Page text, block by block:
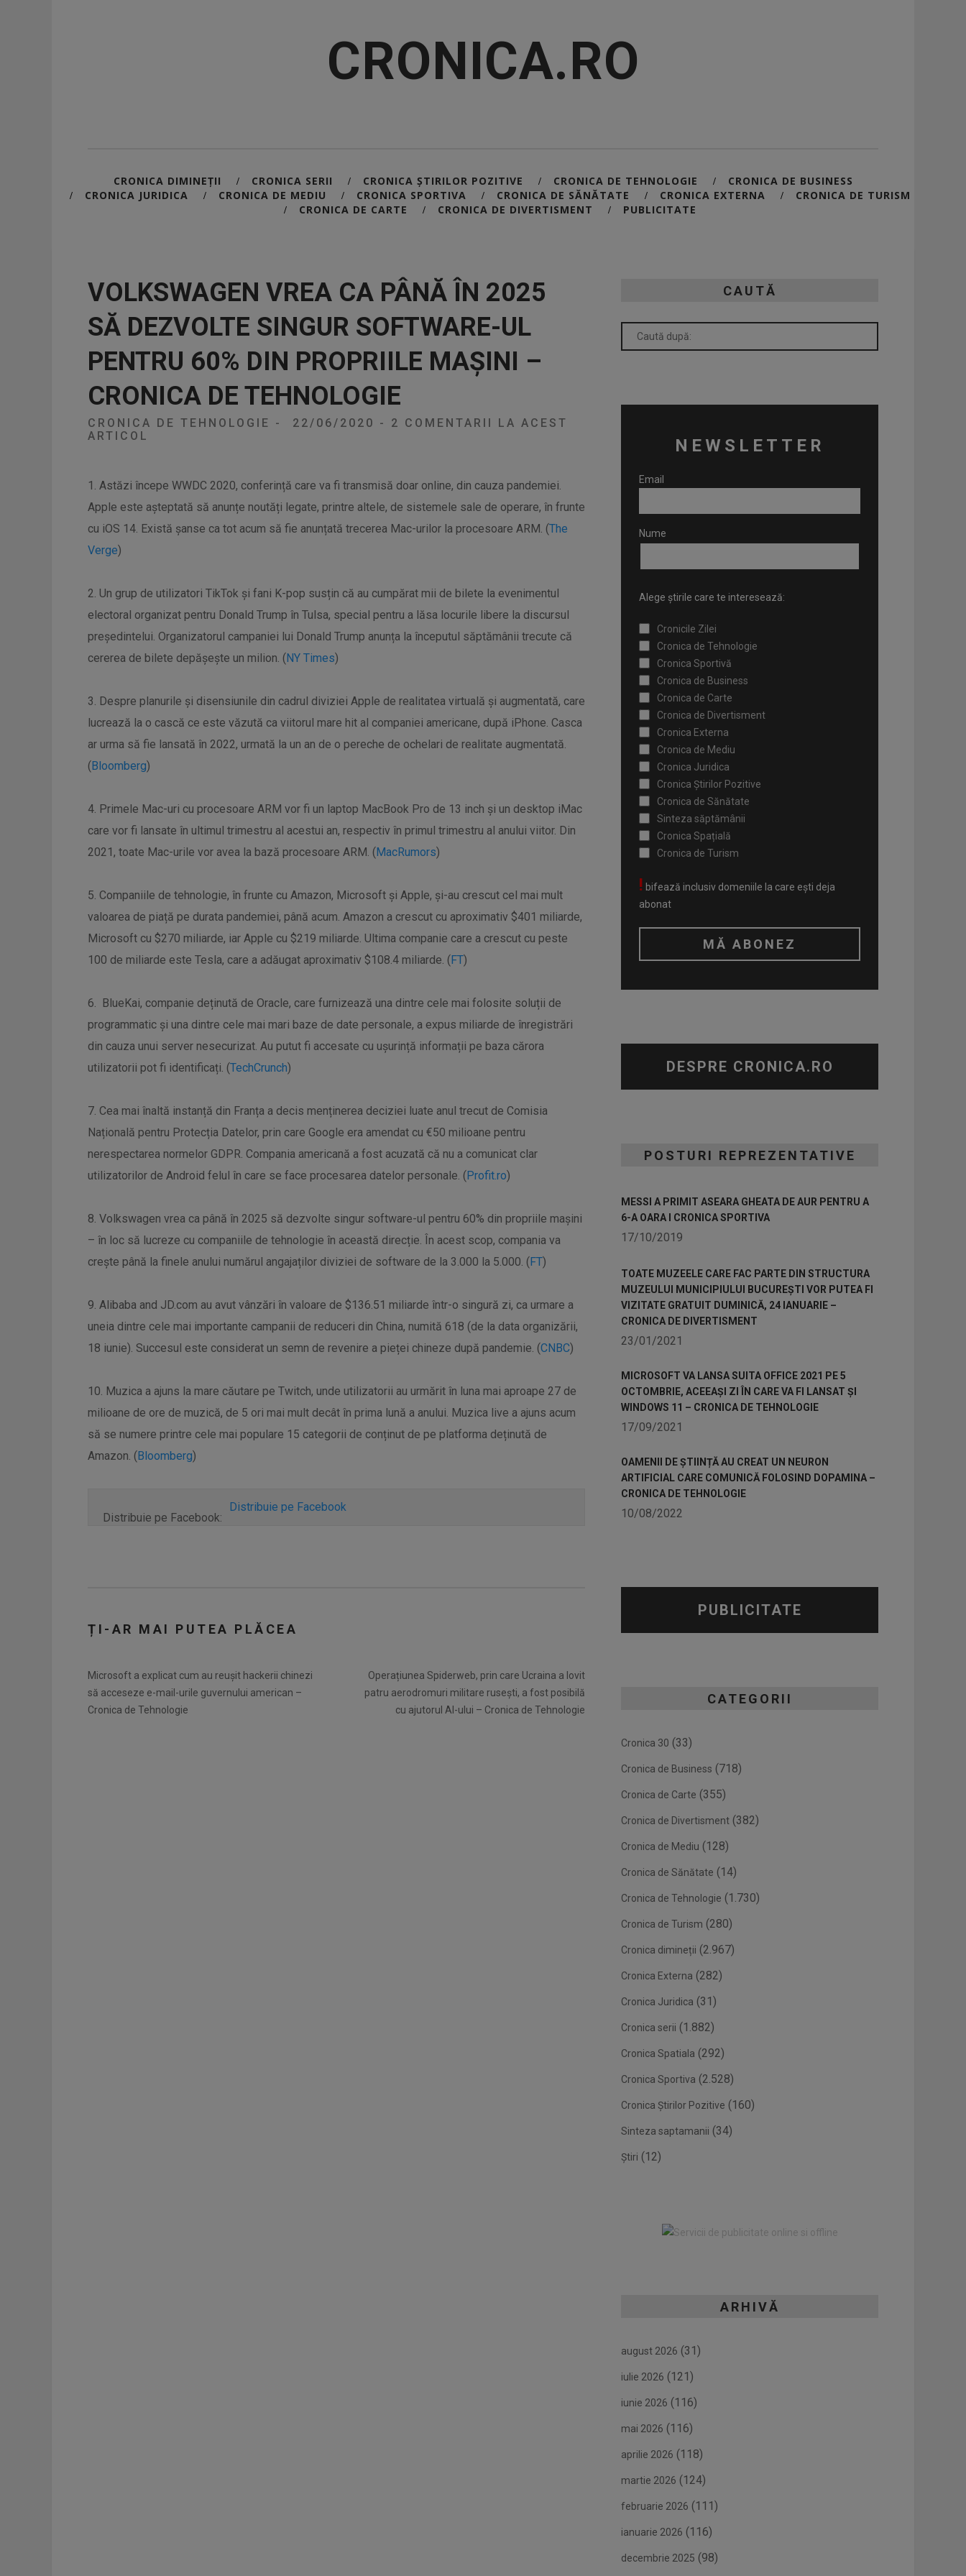
CRONICA.RO
CRONICA DIMINEȚII / CRONICA SERII / CRONICA ȘTIRILOR POZITIVE / CRONICA DE TEHNOLOGIE / CRONICA DE BUSINESS
/ CRONICA JURIDICA / CRONICA DE MEDIU / CRONICA SPORTIVA / CRONICA DE SĂNĂTATE / CRONICA EXTERNA / CRONICA DE TURISM
/ CRONICA DE CARTE / CRONICA DE DIVERTISMENT / PUBLICITATE
VOLKSWAGEN VREA CA PÂNĂ ÎN 2025
SĂ DEZVOLTE SINGUR SOFTWARE-UL
PENTRU 60% DIN PROPRIILE MAȘINI –
CRONICA DE TEHNOLOGIE
CRONICA DE TEHNOLOGIE - 22/06/2020 -
2 COMENTARII LA ACEST
ARTICOL
1. Astăzi începe WWDC 2020, conferință care va fi transmisă doar online, din cauza pandemiei.
Apple este așteptată să anunțe noutăți legate, printre altele, de sistemele sale de operare, în frunte
cu iOS 14. Există șanse ca tot acum să fie anunțată trecerea Mac-urilor la procesoare ARM. (The
Verge)
2. Un grup de utilizatori TikTok și fani K-pop susțin că au cumpărat mii de bilete la evenimentul
electoral organizat pentru Donald Trump în Tulsa, special pentru a lăsa locurile libere la discursul
președintelui. Organizatorul campaniei lui Donald Trump anunța la începutul săptămânii trecute că
cererea de bilete depășește un milion. (NY Times)
3. Despre planurile și disensiunile din cadrul diviziei Apple de realitatea virtuală și augmentată, care
lucrează la o cască ce este văzută ca viitorul mare hit al companiei americane, după iPhone. Casca
ar urma să fie lansată în 2022, urmată la un an de o pereche de ochelari de realitate augmentată.
(Bloomberg)
4. Primele Mac-uri cu procesoare ARM vor fi un laptop MacBook Pro de 13 inch și un desktop iMac
care vor fi lansate în ultimul trimestru al acestui an, respectiv în primul trimestru al anului viitor. Din
2021, toate Mac-urile vor avea la bază procesoare ARM. (MacRumors)
5. Companiile de tehnologie, în frunte cu Amazon, Microsoft și Apple, și-au crescut cel mai mult
valoarea de piață pe durata pandemiei, până acum. Amazon a crescut cu aproximativ $401 miliarde,
Microsoft cu $270 miliarde, iar Apple cu $219 miliarde. Ultima companie care a crescut cu peste
100 de miliarde este Tesla, care a adăugat aproximativ $108.4 miliarde. (FT)
6. BlueKai, companie deținută de Oracle, care furnizează una dintre cele mai folosite soluții de
programmatic și una dintre cele mai mari baze de date personale, a expus miliarde de înregistrări
din cauza unui server nesecurizat. Au putut fi accesate cu ușurință informații pe baza cărora
utilizatorii pot fi identificați. (TechCrunch)
7. Cea mai înaltă instanță din Franța a decis menținerea deciziei luate anul trecut de Comisia
Națională pentru Protecția Datelor, prin care Google era amendat cu €50 milioane pentru
nerespectarea normelor GDPR. Compania americană a fost acuzată că nu a comunicat clar
utilizatorilor de Android felul în care se face procesarea datelor personale. (Profit.ro)
8. Volkswagen vrea ca până în 2025 să dezvolte singur software-ul pentru 60% din propriile mașini
– în loc să lucreze cu companiile de tehnologie în această direcție. În acest scop, compania va
crește până la finele anului numărul angajaților diviziei de software de la 3.000 la 5.000. (FT)
9. Alibaba and JD.com au avut vânzări în valoare de $136.51 miliarde într-o singură zi, ca urmare a
uneia dintre cele mai importante campanii de reduceri din China, numită 618 (de la data organizării,
18 iunie). Succesul este considerat un semn de revenire a pieței chineze după pandemie. (CNBC)
10. Muzica a ajuns la mare căutare pe Twitch, unde utilizatorii au urmărit în luna mai aproape 27 de
milioane de ore de muzică, de 5 ori mai mult decât în prima lună a anului. Muzica live a ajuns acum
să se numere printre cele mai populare 15 categorii de conținut de pe platforma deținută de
Amazon. (Bloomberg)
Distribuie pe Facebook:
Distribuie pe Facebook
ȚI-AR MAI PUTEA PLĂCEA
Microsoft a explicat cum au reușit hackerii chinezi
să acceseze e-mail-urile guvernului american –
Cronica de Tehnologie
Operațiunea Spiderweb, prin care Ucraina a lovit
patru aerodromuri militare rusești, a fost posibilă
cu ajutorul AI-ului – Cronica de Tehnologie
CAUTĂ
NEWSLETTER
Email
Nume
Alege știrile care te interesează:
Cronicile Zilei
Cronica de Tehnologie
Cronica Sportivă
Cronica de Business
Cronica de Carte
Cronica de Divertisment
Cronica Externa
Cronica de Mediu
Cronica Juridica
Cronica Știrilor Pozitive
Cronica de Sănătate
Sinteza săptămânii
Cronica Spațială
Cronica de Turism
! bifează inclusiv domeniile la care ești deja
abonat
DESPRE CRONICA.RO
POSTURI REPREZENTATIVE
MESSI A PRIMIT ASEARA GHEATA DE AUR PENTRU A
6-A OARA I CRONICA SPORTIVA
17/10/2019
TOATE MUZEELE CARE FAC PARTE DIN STRUCTURA
MUZEULUI MUNICIPIULUI BUCUREȘTI VOR PUTEA FI
VIZITATE GRATUIT DUMINICĂ, 24 IANUARIE –
CRONICA DE DIVERTISMENT
23/01/2021
MICROSOFT VA LANSA SUITA OFFICE 2021 PE 5
OCTOMBRIE, ACEEAȘI ZI ÎN CARE VA FI LANSAT ȘI
WINDOWS 11 – CRONICA DE TEHNOLOGIE
17/09/2021
OAMENII DE ȘTIINȚĂ AU CREAT UN NEURON
ARTIFICIAL CARE COMUNICĂ FOLOSIND DOPAMINA –
CRONICA DE TEHNOLOGIE
10/08/2022
PUBLICITATE
CATEGORII
Cronica 30 (33)
Cronica de Business (718)
Cronica de Carte (355)
Cronica de Divertisment (382)
Cronica de Mediu (128)
Cronica de Sănătate (14)
Cronica de Tehnologie (1.730)
Cronica de Turism (280)
Cronica dimineții (2.967)
Cronica Externa (282)
Cronica Juridica (31)
Cronica serii (1.882)
Cronica Spatiala (292)
Cronica Sportiva (2.528)
Cronica Știrilor Pozitive (160)
Sinteza saptamanii (34)
Știri (12)
ARHIVĂ
august 2026 (31)
iulie 2026 (121)
iunie 2026 (116)
mai 2026 (116)
aprilie 2026 (118)
martie 2026 (124)
februarie 2026 (111)
ianuarie 2026 (116)
decembrie 2025 (98)